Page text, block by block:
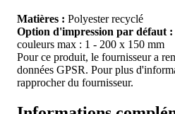
Matières : Polyester recyclé
Option d'impression par défaut :
couleurs max : 1 - 200 x 150 mm
Pour ce produit, le fournisseur a
données GPSR. Pour plus
rapprocher du fournisseur.